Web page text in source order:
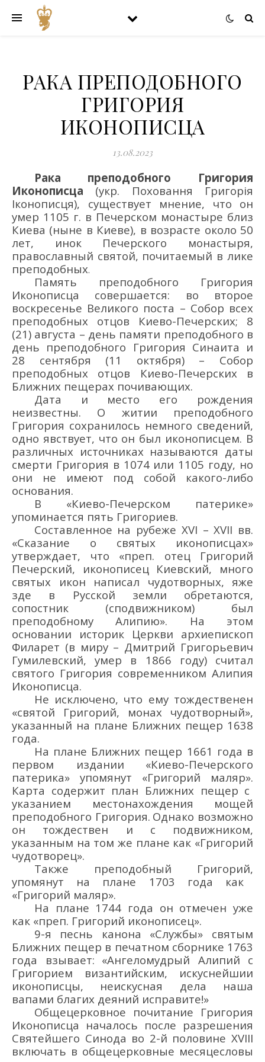
РАКА ПРЕПОДОБНОГО
ГРИГОРИЯ
ИКОНОПИСЦА
13.08.2023
Рака преподобного Григория
Иконописца (укр. Поховання Григорія
Іконописця), существует мнение, что он
умер 1105 г. в Печерском монастыре близ
Киева (ныне в Киеве), в возрасте около 50
лет, инок Печерского монастыря,
православный святой, почитаемый в лике
преподобных.
Память преподобного Григория
Иконописца совершается: во второе
воскресенье Великого поста – Собор всех
преподобных отцов Киево-Печерских; 8
(21) августа – день памяти преподобного в
день преподобного Григория Синаита и
28 сентября (11 октября) – Собор
преподобных отцов Киево-Печерских в
Ближних пещерах почивающих.
Дата и место его рождения
неизвестны. О житии преподобного
Григория сохранилось немного сведений,
одно явствует, что он был иконописцем. В
различных источниках называются даты
смерти Григория в 1074 или 1105 году, но
они не имеют под собой какого-либо
основания.
В «Киево-Печерском патерике»
упоминается пять Григориев.
Составленное на рубеже XVI –XVII вв.
«Сказание о святых иконописцах»
утверждает, что «преп. отец Григорий
Печерский, иконописец Киевский, много
святых икон написал чудотворных, яже
зде в Русской земли обретаются,
сопостник (сподвижником) был
преподобному Алипию». На этом
основании историк Церкви архиепископ
Филарет (в миру – Дмитрий Григорьевич
Гумилевский, умер в 1866 году) считал
святого Григория современником Алипия
Иконописца.
Не исключено, что ему тождественен
«святой Григорий, монах чудотворный»,
указанный на плане Ближних пещер 1638
года.
На плане Ближних пещер 1661 года в
первом издании
«Киево-Печерского
патерика» упомянут «Григорий маляр».
Карта содержит план Ближних пещер с
указанием местонахождения мощей
преподобного Григория. Однако возможно
он тождествен и с подвижником,
указанным на том же плане как «Григорий
чудотворец».
Также преподобный Григорий,
упомянут на плане 1703 года как
«Григорий маляр».
На плане 1744 года он отмечен уже
как «преп. Григорий иконописец».
9-я песнь канона «Службы» святым
Ближних пещер в печатном сборнике 1763
года взывает: «Ангеломудрый Алипий с
Григорием византийским, искуснейшии
иконописцы, неискусная дела наша
вапами благих деяний исправите!»
Общецерковное почитание Григория
Иконописца началось после разрешения
Святейшего Синода во 2-й половине XVIII
включать в общецерковные месяцесловы